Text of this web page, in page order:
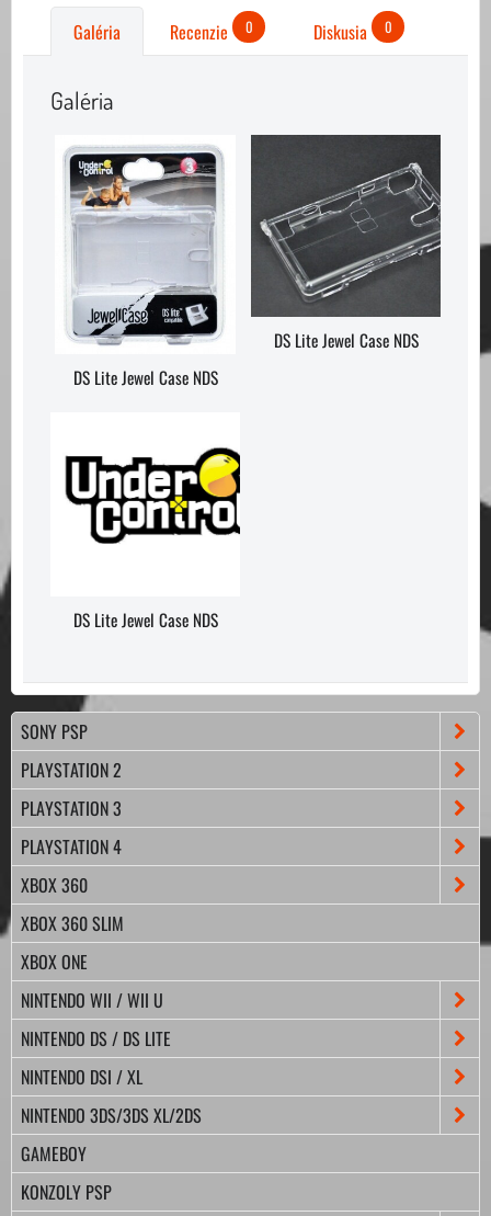
Galéria Recenzie 0 Diskusia 0
Galéria
DS Lite Jewel Case NDS
DS Lite Jewel Case NDS
DS Lite Jewel Case NDS
SONY PSP
PLAYSTATION 2
PLAYSTATION 3
PLAYSTATION 4
XBOX 360
XBOX 360 SLIM
XBOX ONE
NINTENDO WII / WII U
NINTENDO DS / DS LITE
NINTENDO DSI / XL
NINTENDO 3DS/3DS XL/2DS
GAMEBOY
KONZOLY PSP